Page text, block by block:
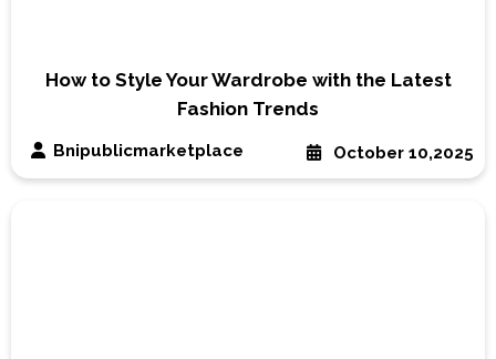
How to Style Your Wardrobe with the Latest
Fashion Trends
October 10,2025
Bnipublicmarketplace